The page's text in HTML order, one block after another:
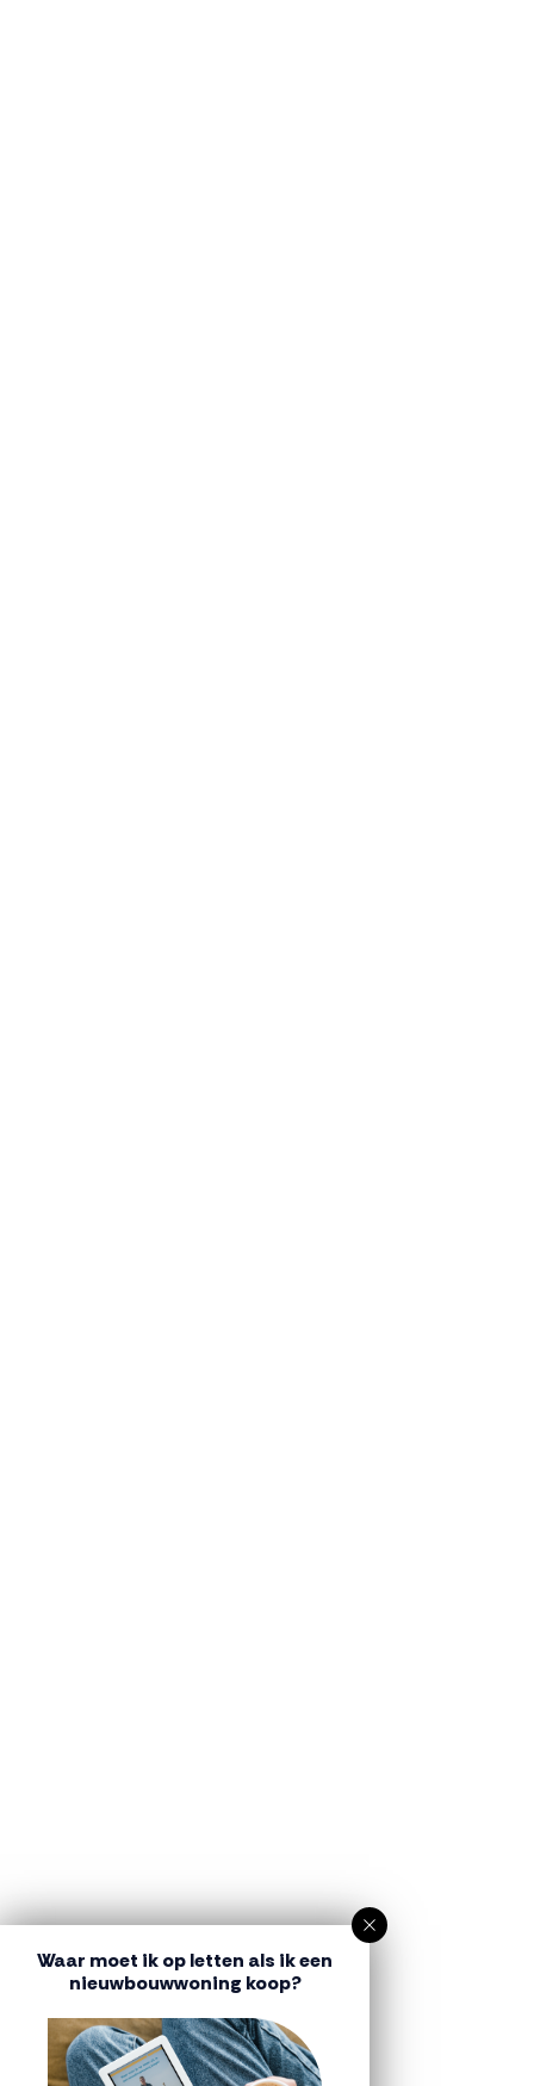
Waar moet ik op letten als ik een
nieuwbouwwoning koop?